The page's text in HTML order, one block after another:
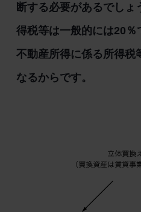
断する必要があるでしょ
得税等は一般的には20
不動産所得に係る所得税
なるからです。